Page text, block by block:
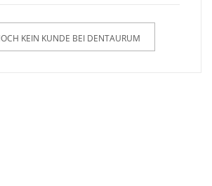
KEIN KUNDE BEI DENTAURUM